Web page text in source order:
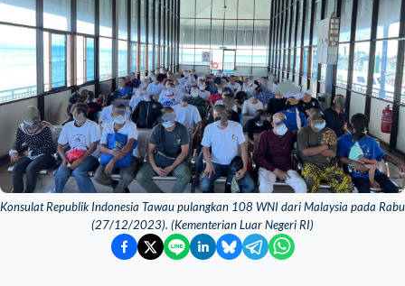
Konsulat Republik Indonesia Tawau pulangkan 108 WNI dari Malaysia pada Rabu
(27/12/2023). (Kementerian Luar Negeri RI)